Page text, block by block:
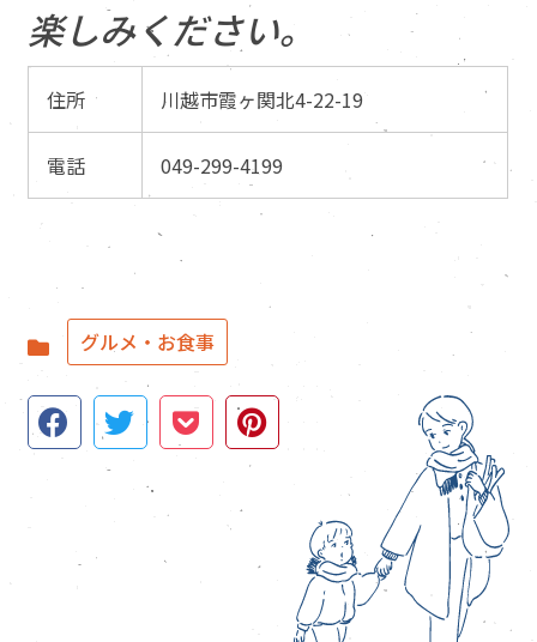
楽しみください。
住所 川越市霞ヶ関北4-22-19
電話 049-299-4199
グルメ・お食事